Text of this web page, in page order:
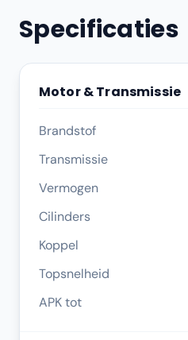
Specificaties
Motor & Transmissie
Brandstof
Transmissie
Vermogen
Cilinders
Koppel
Topsnelheid
APK tot